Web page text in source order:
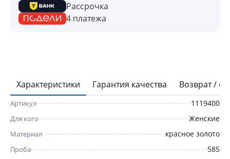
Рассрочка
4 платежа
Характеристики Гарантия качества Возврат /
Артикул 1119400
Для кого Женские
Материал красное золото
Проба 585